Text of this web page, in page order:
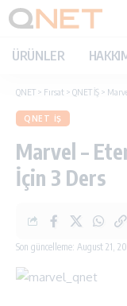
ÜRÜNLER
QNET > Fırsat > QNET İŞ >
QNET İŞ
Marvel –
İçin 3 Ders
Son güncelleme: August 21,